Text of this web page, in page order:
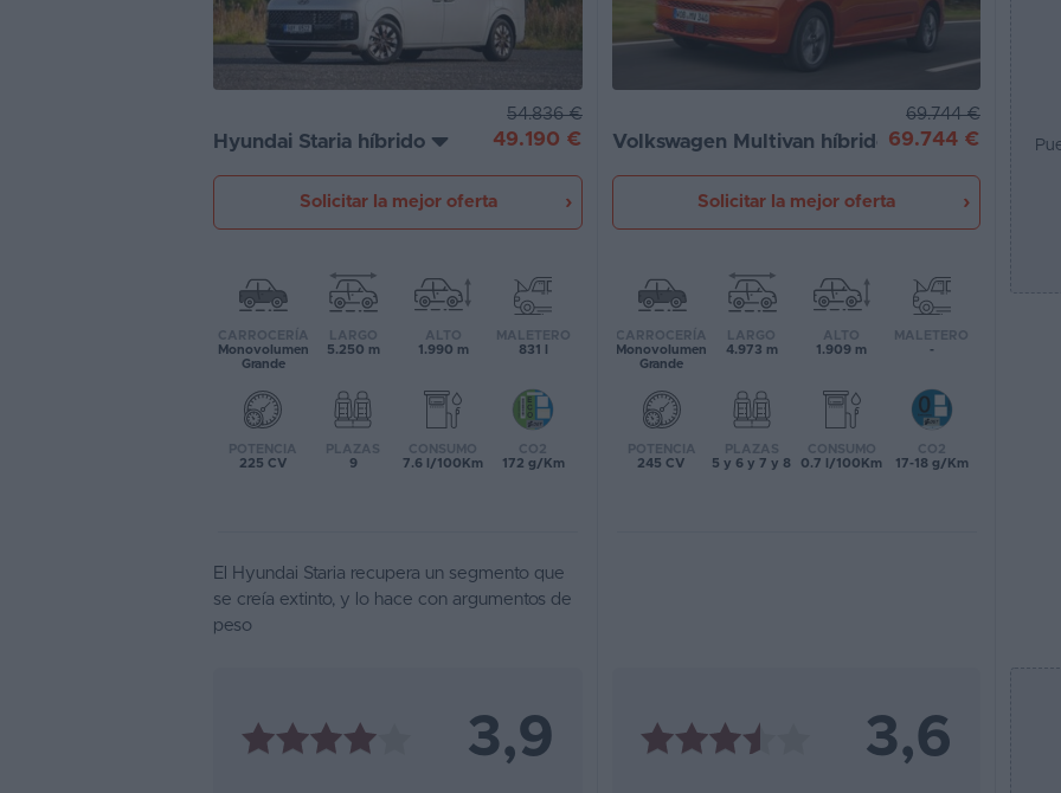
Hyundai Staria híbrido
54.836 €
49.190 €
Solicitar la mejor oferta
CARROCERÍA
Monovolumen
Grande
LARGO
5.250 m
ALTO
1.990 m
MALETERO
831 l
POTENCIA
225 CV
PLAZAS
9
CONSUMO
7.6 l/100Km
CO2
172 g/Km
Volkswagen Multivan híbrido
69.744 €
69.744 €
Solicitar la mejor oferta
CARROCERÍA
Monovolumen
Grande
LARGO
4.973 m
ALTO
1.909 m
MALETERO
-
POTENCIA
245 CV
PLAZAS
5 y 6 y 7 y 8
CONSUMO
0.7 l/100Km
CO2
17-18 g/Km
El Hyundai Staria recupera un segmento que
se creía extinto, y lo hace con argumentos de
peso
3,9 3,6